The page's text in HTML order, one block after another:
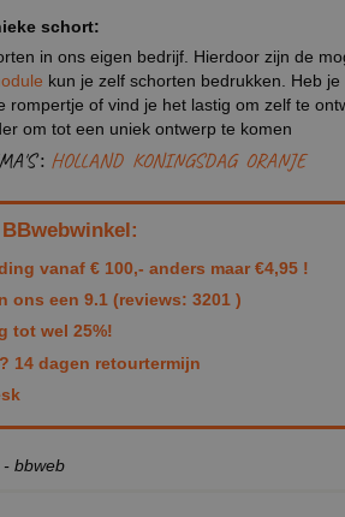
schort:
in ons eigen bedrijf. Hierdoor zijn de
kun je zelf schorten bedrukken. Heb
rompertje of vind je het lastig om zelf te
om tot een uniek ontwerp te komen
: HOLLAND KONINGSDAG ORANJE
vanaf € 100,- anders maar €4,95 !
ons een 9.1 (reviews: 3201 )
tot wel 25%!
14 dagen retourtermijn
bbweb